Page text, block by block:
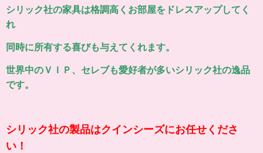
シリック社の家具は格調高くお部屋をドレスアップしてく
れ
同時に所有する喜びも与えてくれます。
世界中のＶＩＰ、セレブも愛好者が多いシリック社の逸品
です。
シリック社の製品はクインシーズにお任せくださ
い！